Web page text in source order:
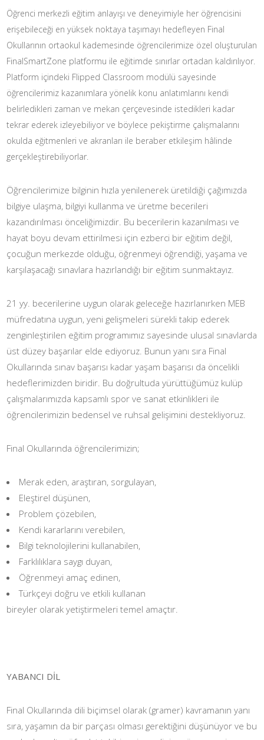
Öğrenci merkezli eğitim anlayışı ve deneyimiyle her öğrencisini
erişebileceği en yüksek noktaya taşımayı hedefleyen Final
Okullarının ortaokul kademesinde öğrencilerimize özel oluşturulan
FinalSmartZone platformu ile eğitimde sınırlar ortadan kaldırılıyor.
Platform içindeki Flipped Classroom modülü sayesinde
öğrencilerimiz kazanımlara yönelik konu anlatımlarını kendi
belirledikleri zaman ve mekan çerçevesinde istedikleri kadar
tekrar ederek izleyebiliyor ve böylece pekiştirme çalışmalarını
okulda eğitmenleri ve akranları ile beraber etkileşim hâlinde
gerçekleştirebiliyorlar.
Öğrencilerimize bilginin hızla yenilenerek üretildiği çağımızda
bilgiye ulaşma, bilgiyi kullanma ve üretme becerileri
kazandırılması önceliğimizdir. Bu becerilerin kazanılması ve
hayat boyu devam ettirilmesi için ezberci bir eğitim değil,
çocuğun merkezde olduğu, öğrenmeyi öğrendiği, yaşama ve
karşılaşacağı sınavlara hazırlandığı bir eğitim sunmaktayız.
21 yy. becerilerine uygun olarak geleceğe hazırlanırken MEB
müfredatına uygun, yeni gelişmeleri sürekli takip ederek
zenginleştirilen eğitim programımız sayesinde ulusal sınavlarda
üst düzey başarılar elde ediyoruz. Bunun yanı sıra Final
Okullarında sınav başarısı kadar yaşam başarısı da öncelikli
hedeflerimizden biridir. Bu doğrultuda yürüttüğümüz kulüp
çalışmalarımızda kapsamlı spor ve sanat etkinlikleri ile
öğrencilerimizin bedensel ve ruhsal gelişimini destekliyoruz.
Final Okullarında öğrencilerimizin;
Merak eden, araştıran, sorgulayan,
Eleştirel düşünen,
Problem çözebilen,
Kendi kararlarını verebilen,
Bilgi teknolojilerini kullanabilen,
Farklılıklara saygı duyan,
Öğrenmeyi amaç edinen,
Türkçeyi doğru ve etkili kullanan
bireyler olarak yetiştirmeleri temel amaçtır.
YABANCI DİL
Final Okullarında dili biçimsel olarak (gramer) kavramanın yanı
sıra, yaşamın da bir parçası olması gerektiğini düşünüyor ve bu